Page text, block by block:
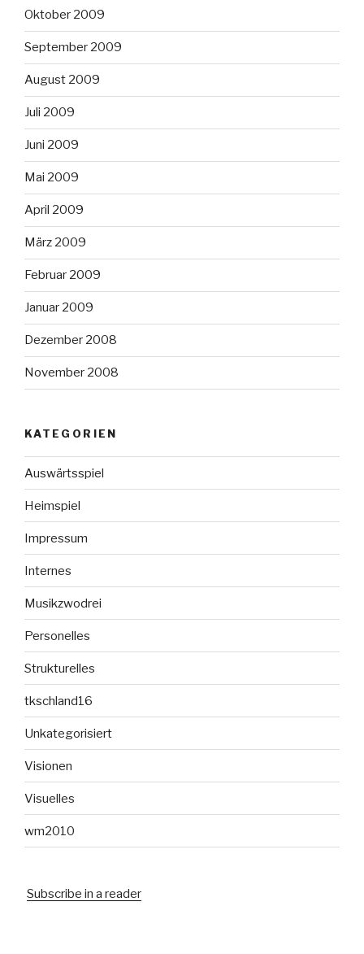
Oktober 2009
September 2009
August 2009
Juli 2009
Juni 2009
Mai 2009
April 2009
März 2009
Februar 2009
Januar 2009
Dezember 2008
November 2008
KATEGORIEN
Auswärtsspiel
Heimspiel
Impressum
Internes
Musikzwodrei
Personelles
Strukturelles
tkschland16
Unkategorisiert
Visionen
Visuelles
wm2010
Subscribe in a reader